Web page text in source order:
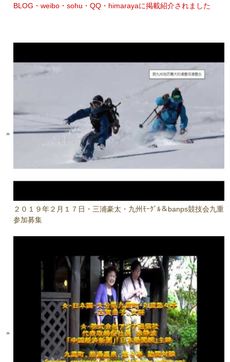
BLOG・weibo・sohu・QQ・himarayaに掲載紹介されました
２０１９年２月１７日・三浦豪太・九州ﾓｰｸﾞﾙ＆banps競技会九重
参加募集